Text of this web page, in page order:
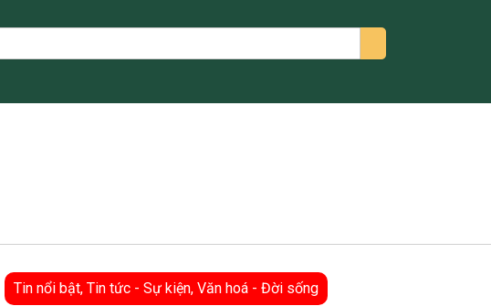
Tin nổi bật, Tin tức - Sự kiện, Văn hoá - Đời sống